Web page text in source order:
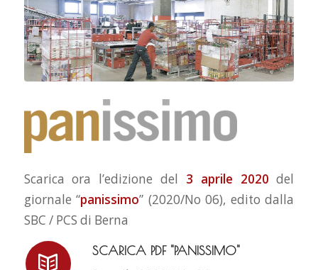
Scarica ora l’edizione del 3 aprile 2020 del
giornale “panissimo” (2020/No 06), edito dalla
SBC / PCS di Berna
SCARICA PDF "PANISSIMO"